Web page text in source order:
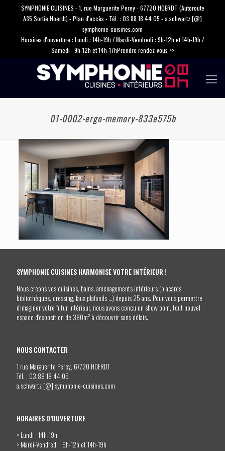
SYMPHONIE CUISINES - 1, rue Marguerite Perey - 67720 HOERDT (Autoroute
A35 Sortie Hoerdt) -Plan d'accès - Tél. : 03 88 18 44 05 -a.schwartz [@]
symphonie-cuisines.com
Horaires d'ouverture : Lundi : 14h-19h / Mardi-Vendredi : 9h-12h et 14h-19h /
Samedi : 9h-12h et 14h-17hPrendre rendez-vous >>
01-0002-ergo-memory-833e575b
SYMPHONIE CUISINES HARMONISE VOTRE INTÉRIEUR !
Nous créons vos cuisines, bains, aménagements intérieurs (placards,
bibliothèques, dressing, faux plafonds …) depuis 25 ans. Pour vous permettre
d’imaginer votre futur intérieur, nous avons conçu un showroom, tout nouvel
espace d’exposition de 380m² à découvrir sans délais.
NOUS CONTACTER
1 rue Marguerite Perey, 67720 HOERDT
Tél. : 03 88 18 44 05
a.schwartz [@] symphonie-cuisines.com
HORAIRES D’OUVERTURE
> Lundi : 14h-19h
> Mardi-Vendredi : 9h-12h et 14h-19h